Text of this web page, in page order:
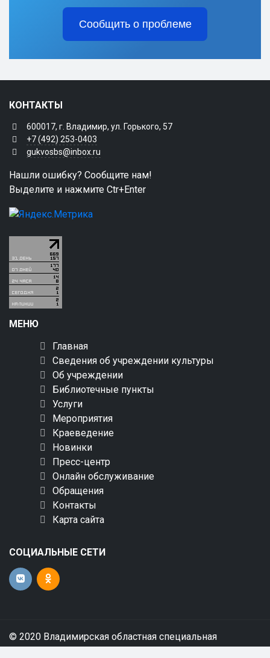
Сообщить о проблеме
КОНТАКТЫ
600017, г. Владимир, ул. Горького, 57
+7 (492) 253-0403
gukvosbs@inbox.ru
Нашли ошибку? Сообщите нам!
Выделите и нажмите Ctr+Enter
МЕНЮ
Главная
Сведения об учреждении культуры
Об учреждении
Библиотечные пункты
Услуги
Мероприятия
Краеведение
Новинки
Пресс-центр
Онлайн обслуживание
Обращения
Контакты
Карта сайта
СОЦИАЛЬНЫЕ СЕТИ
© 2020 Владимирская областная специальная